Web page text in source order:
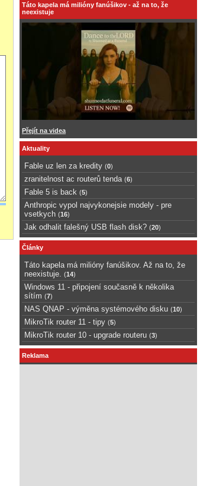
Táto kapela má milióny fanúšikov - až na to, že
neexistuje
Přejít na videa
Aktuality
Fable uz len za kredity (0)
zranitelnost ac routerů tenda (6)
Fable 5 is back (5)
Anthropic vypol najvykonejsie modely - pre
vsetkych (16)
Jak odhalit falešný USB flash disk? (20)
Články
Táto kapela má milióny fanúšikov. Až na to, že
neexistuje.
(14)
Windows 11 - připojení současně k několika
sítím (7)
NAS QNAP - výměna systémového disku (10)
MikroTik router 11 - tipy (5)
MikroTik router 10 - upgrade routeru (3)
Reklama